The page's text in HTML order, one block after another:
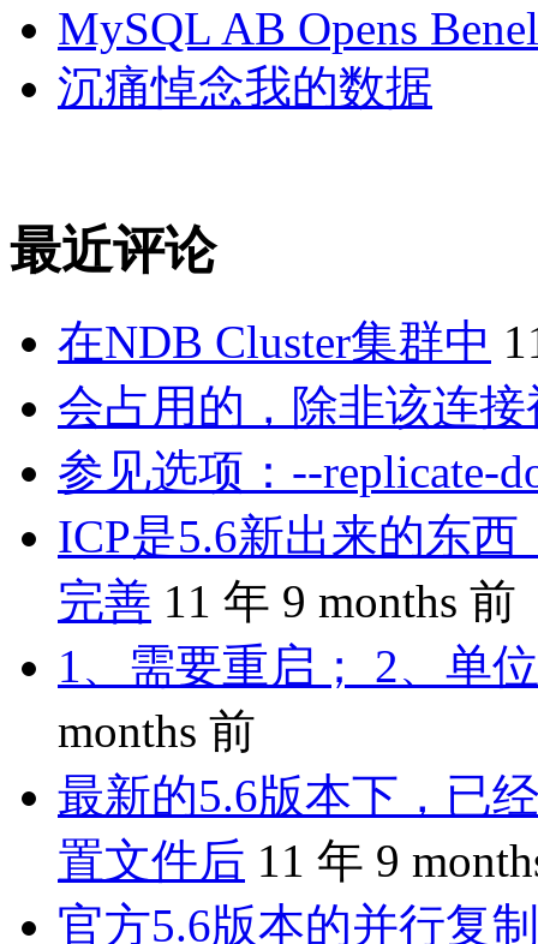
MySQL AB Opens
沉痛悼念我的数据
最近评论
在NDB Cluster集群中
会占用的，除非该连
参见选项：--replicate-
ICP是5.6新出来的东
完善 11 年 9 months 前
1、需要重启； 2、单
months 前
最新的5.6版本下，已
置文件后 11 年 9
官方5.6版本的并行复